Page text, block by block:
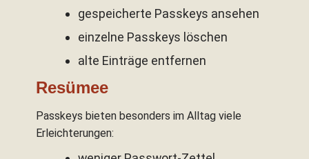
gespeicherte Passkeys ansehen
einzelne Passkeys löschen
alte Einträge entfernen
Resümee
Passkeys bieten besonders im Alltag viele
Erleichterungen: